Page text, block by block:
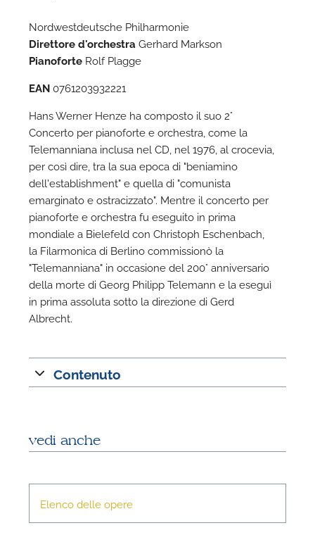
Nordwestdeutsche Philharmonie
Direttore d'orchestra Gerhard Markson
Pianoforte Rolf Plagge
EAN 0761203932221
Hans Werner Henze ha composto il suo 2°
Concerto per pianoforte e orchestra, come la
Telemanniana inclusa nel CD, nel 1976, al crocevia,
per così dire, tra la sua epoca di "beniamino
dell'establishment" e quella di "comunista
emarginato e ostracizzato". Mentre il concerto per
pianoforte e orchestra fu eseguito in prima
mondiale a Bielefeld con Christoph Eschenbach,
la Filarmonica di Berlino commissionò la
"Telemanniana" in occasione del 200° anniversario
della morte di Georg Philipp Telemann e la eseguì
in prima assoluta sotto la direzione di Gerd
Albrecht.
Contenuto
vedi anche
Elenco delle opere